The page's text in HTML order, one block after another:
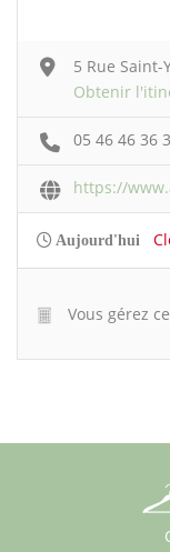
5 Rue Saint-
Obtenir
05 46 46 36
https://
Aujourd'hui
Vous gérez